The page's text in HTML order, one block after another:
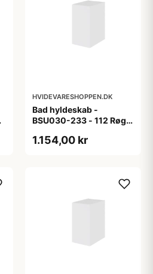
HVIDEVARESHOPPEN.DK
Bad hyldeskab -
BSU030-233 - 112 Røget
1.154,00 kr